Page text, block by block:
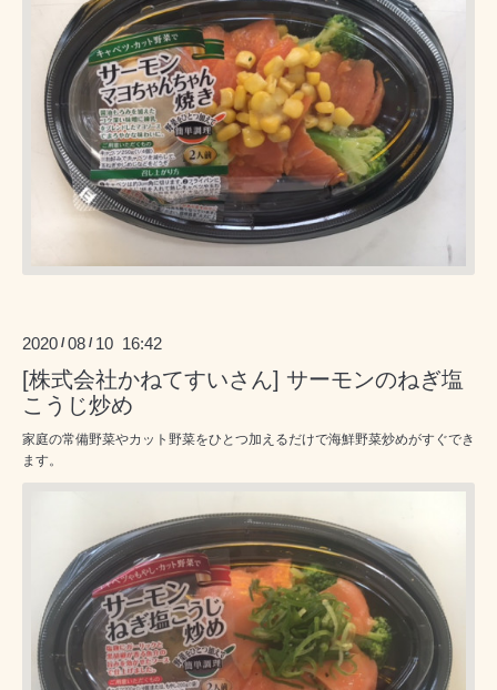
2020 /08 / 10 16:42
[株式会社かねてすいさん] サーモンのねぎ塩
こうじ炒め
家庭の常備野菜やカット野菜をひとつ加えるだけで海鮮野菜炒めがすぐでき
ます。